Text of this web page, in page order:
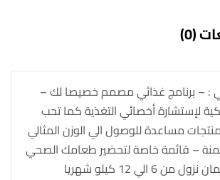
(0)
: – برنامج غذائي مصمم خصيصا لك –
لإستشارة أخصائي التغذية كما تحب
مساعدة للوصول الي الوزن المثالي
– قائمة خاصة لتحضير طعامك الصحي
الي 12 كيلو شهريا